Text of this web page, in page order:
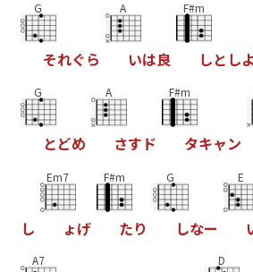
G
それぐら
A
いは良
F#m
しと しよ
G
とどめ
A
さす ド
F#m
タキャン
し
Em7
ょげ
F#m
たり
G
しなー
E
A7 D